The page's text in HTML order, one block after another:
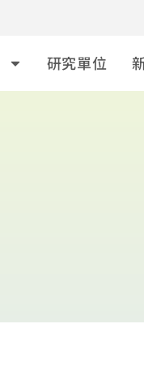
研究單位